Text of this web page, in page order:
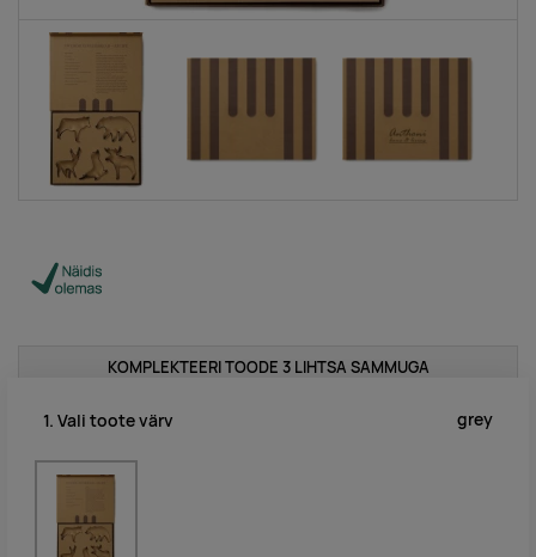
KOMPLEKTEERI TOODE 3 LIHTSA SAMMUGA
1. Vali toote värv grey